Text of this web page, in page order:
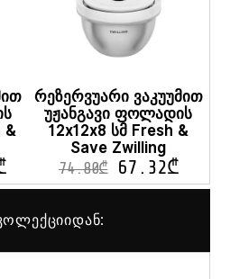
&
რეზერვუარი ვაკუუმით
უჟანგავი ფოლადის
12x12x8 სმ Fresh &
Save Zwilling
74.80₾ 67.32₾